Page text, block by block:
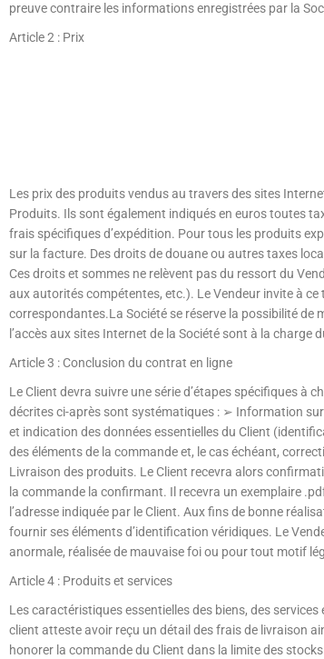
preuve contraire les informations enregistrées par la
Article 2 : Prix
Les prix des produits vendus au travers des sites
Produits. Ils sont également indiqués en euros toutes
frais spécifiques d’expédition. Pour tous les produits
sur la facture. Des droits de douane ou autres taxes
Ces droits et sommes ne relèvent pas du ressort du
aux autorités compétentes, etc.). Le Vendeur invite à
correspondantes.La Société se réserve la possibilité de
l’accès aux sites Internet de la Société sont à la charge
Article 3 : Conclusion du contrat en ligne
Le Client devra suivre une série d’étapes spécifiques à
décrites ci-après sont systématiques : ➢ Information
et indication des données essentielles du Client
des éléments de la commande et, le cas échéant,
Livraison des produits. Le Client recevra alors
la commande la confirmant. Il recevra un exemplaire
l’adresse indiquée par le Client. Aux fins de bonne
fournir ses éléments d’identification véridiques. Le
anormale, réalisée de mauvaise foi ou pour tout motif
Article 4 : Produits et services
Les caractéristiques essentielles des biens, des
client atteste avoir reçu un détail des frais de livraison
honorer la commande du Client dans la limite des